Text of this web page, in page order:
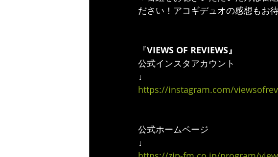
ださい！アコギデュオの感想もお
『VIEWS OF REVIEWS』
公式インスタアカウント
↓
https://instagram.com/
公式ホームページ
↓